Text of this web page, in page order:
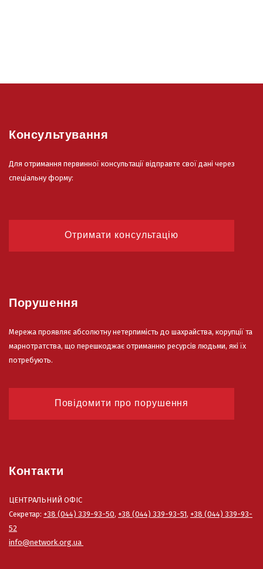
Консультування
Для отримання первинної консультації відправте свої дані через
спеціальну форму:
Отримати консультацію
Порушення
Мережа проявляє абсолютну нетерпимість до шахрайства, корупції та
марнотратства, що перешкоджає отриманню ресурсів людьми, які їх
потребують.
Повідомити про порушення
Контакти
ЦЕНТРАЛЬНИЙ ОФІС
Секретар: +38 (044) 339-93-50, +38 (044) 339-93-51, +38 (044) 339-93-
52
info@network.org.ua